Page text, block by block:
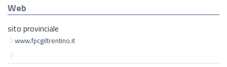
Web
sito provinciale
www.fpcgiltrentino.it